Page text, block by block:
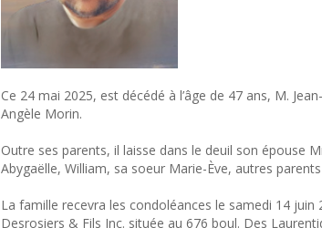
Ce 24 mai 2025, est décédé à l’âge de 47 ans, M.
Angèle Morin.
Outre ses parents, il laisse dans le deuil son épouse
Abygaëlle, William, sa soeur Marie-Ève, autres
La famille recevra les condoléances le samedi 14 juin
Desrosiers & Fils Inc. située au 676 boul. Des